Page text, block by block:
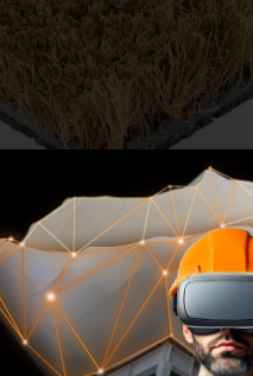
personalizzabile
SCOPRI